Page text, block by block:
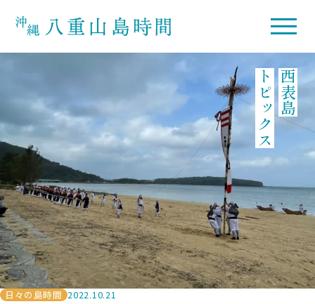
西表島
トピックス
日々の島時間 2022.10.21